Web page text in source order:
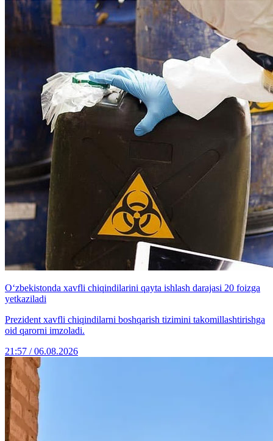
O‘zbekistonda xavfli chiqindilarini qayta ishlash darajasi 20 foizga
yetkaziladi
Prezident xavfli chiqindilarni boshqarish tizimini takomillashtirishga
oid qarorni imzoladi.
21:57 / 06.08.2026